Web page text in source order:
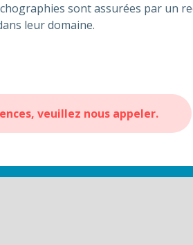
sont assurées par un
leur domaine.
veuillez nous appeler.